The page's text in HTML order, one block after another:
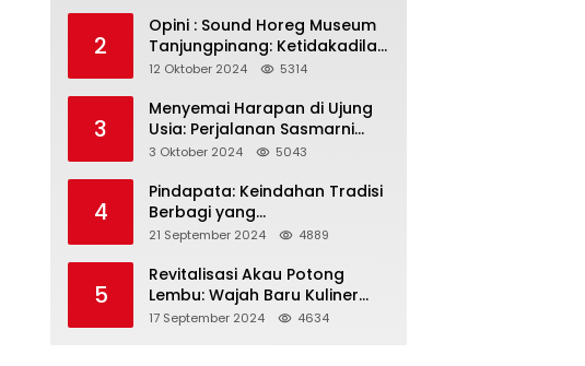
2
Opini : Sound Horeg Museum
Tanjungpinang: Ketidakadilan
dalam Representasi
12 Oktober 2024 5314
3
Menyemai Harapan di Ujung
Usia: Perjalanan Sasmarni
dalam Menyentuh Hati dan
3 Oktober 2024 5043
4
Pindapata: Keindahan Tradisi
Berbagi yang
Menghubungkan Umat dalam
Kebersamaan dalam Agama
Buddha
21 September 2024 4889
5
Revitalisasi Akau Potong
Lembu: Wajah Baru Kuliner
Legendaris Tanjungpinang
17 September 2024 4634